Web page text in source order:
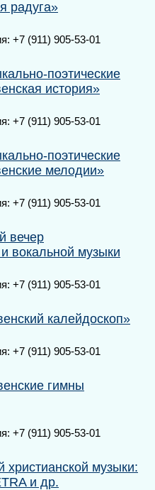
радуга»
+7 (911) 905-53-01
поэтические
история»
+7 (911) 905-53-01
поэтические
мелодии»
+7 (911) 905-53-01
вечер
вокальной музыки
+7 (911) 905-53-01
калейдоскоп»
+7 (911) 905-53-01
гимны
+7 (911) 905-53-01
христианской музыки:
и др.